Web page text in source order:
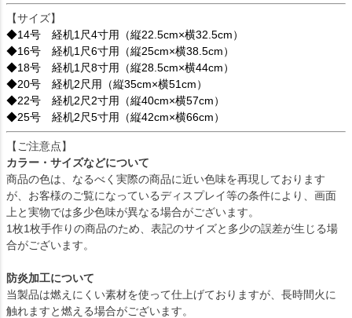
【サイズ】
◆14号 経机1尺4寸用（縦22.5cm×横32.5cm）
◆16号 経机1尺6寸用（縦25cm×横38.5cm）
◆18号 経机1尺8寸用（縦28.5cm×横44cm）
◆20号 経机2尺用（縦35cm×横51cm）
◆22号 経机2尺2寸用（縦40cm×横57cm）
◆25号 経机2尺5寸用（縦42cm×横66cm）
【ご注意点】
カラー・サイズなどについて
商品の色は、なるべく実際の商品に近い色味を再現しております
が、お客様のご覧になっているディスプレイ等の条件により、画面
上と実物では多少色味が異なる場合がございます。
1枚1枚手作りの商品のため、表記のサイズと多少の誤差が生じる場
合がございます。
防炎加工について
当製品は燃えにくい素材を使って仕上げておりますが、長時間火に
触れますと燃える場合がございます。